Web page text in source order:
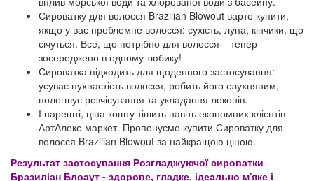
Сироватку для волосся Brazilian Blowout варто купити,
якщо у вас проблемне волосся: сухість, лупа, кінчики, що
січуться. Все, що потрібно для волосся – тепер
зосереджено в одному тюбику!
Сироватка підходить для щоденного застосування:
усуває пухнастість волосся, робить його слухняним,
полегшує розчісування та укладання локонів.
І нарешті, ціна кошту тішить навіть економних клієнтів
АртАлекс-маркет. Пропонуємо купити Сироватку для
волосся Brazilian Blowout за найкращою ціною.
Результат застосування Розгладжуючої сироватки
Бразиліан Блоаут - здорове, гладке, ідеально м'яке і